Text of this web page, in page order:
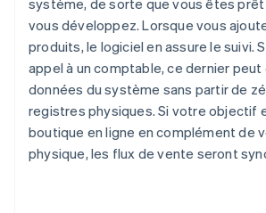
système, de sorte que vous êtes
vous développez. Lorsque vous
produits, le logiciel en assure le suivi.
appel à un comptable, ce dernier
données du système sans partir de
registres physiques. Si votre objectif
boutique en ligne en complément de
physique, les flux de vente seront